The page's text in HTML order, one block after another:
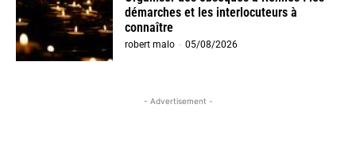
démarches et les interlocuteurs à
connaître
robert malo - 05/08/2026
- Advertisement -